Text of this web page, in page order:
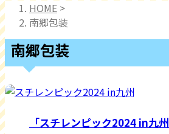
HOME >
南郷包装
南郷包装
「スチレンピック2024 in九